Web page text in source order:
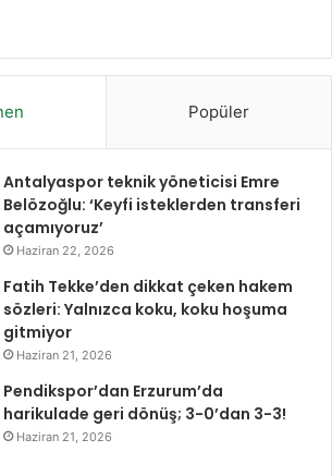
Popüler
Antalyaspor teknik yöneticisi Emre
Belözoğlu: ‘Keyfi isteklerden transferi
açamıyoruz’
Haziran 22, 2026
Fatih Tekke’den dikkat çeken hakem
sözleri: Yalnızca koku, koku hoşuma
gitmiyor
Haziran 21, 2026
Pendikspor’dan Erzurum’da
harikulade geri dönüş; 3-0’dan 3-3!
Haziran 21, 2026